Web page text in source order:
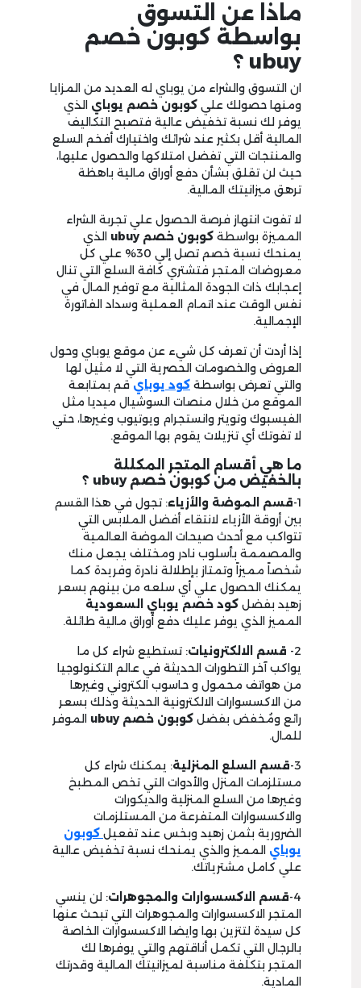
ماذا عن التسوق
بواسطة كوبون خصم
ubuy ؟
ان التسوق والشراء من يوباي له العديد من المزايا
ومنها حصولك علي كوبون خصم يوباي الذي
يوفر لك نسبة تخفيض عالية فتصبح التكاليف
المالية أقل بكثير عند شرائك واختيارك أفخم السلع
والمنتجات التي تفضل امتلاكها والحصول عليها،
حيث لن تقلق بشأن دفع أوراق مالية باهظة
ترهق ميزانيتك المالية.
لا تفوت انتهاز فرصة الحصول علي تجربة الشراء
المميزة بواسطة كوبون خصمubuy الذي
يمنحك نسبة خصم تصل إلي 30% علي كل
معروضات المتجر فتشتري كافة السلع التي تنال
إعجابك ذات الجودة المثالية مع توفير المال في
نفس الوقت عند اتمام العملية وسداد الفاتورة
الإجمالية.
إذا أردت أن تعرف كل شيء عن موقع يوباي وحول
العروض والخصومات الحصرية التي لا مثيل لها
والتي تعرض بواسطة كود يوباي قم بمتابعة
الموقع من خلال منصات السوشيال ميديا مثل
الفيسبوك وتويتر وانستجرام ويوتيوب وغيرها، حتي
لا تفوتك أي تنزيلات يقوم بها الموقع.
ما هي أقسام المتجر المكللة
بالخفيض من كوبون خصم ubuy
؟
1- قسم الموضة والأزياء: تجول في هذا القسم
بين أروقة الأزياء لانتقاء أفضل الملابس التي
تتواكب مع أحدث صيحات الموضة العالمية
والمصممة بأسلوب نادر ومختلف يجعل منك
شخصاً مميزاً وتمتاز بإطلالة نادرة وفريدة كما
يمكنك الحصول علي أي سلعه من بينهم بسعر
زهيد بفضل كود خصم يوباي السعودية
المميز الذي يوفر عليك دفع أوراق مالية طائلة.
2- قسم الالكترونيات: تستطيع شراء كل ما
يواكب آخر التطورات الحديثة في عالم التكنولوجيا
من هواتف محمول و حاسوب الكتروني وغيرها
من الاكسسوارات الالكترونية الحديثة وذلك بسعر
رائع ومُخفض بفضل كوبون خصمubuy الموفر
للمال.
3- قسم السلع المنزلية: يمكنك شراء كل
مستلزمات المنزل والأدوات التي تخص المطبخ
وغيرها من السلع المنزلية والديكورات
والاكسسوارات المتفرعة من المستلزمات
الضرورية بثمن زهيد وبخس عند تفعيل كوبون
يوباي المميز والذي يمنحك نسبة تخفيض عالية
علي كامل مشترياتك.
4- قسم الاكسسوارات والمجوهرات: لن ينسي
المتجر الاكسسوارات والمجوهرات التي تبحث عنها
كل سيدة لتتزين بها وايضا الاكسسوارات الخاصة
بالرجال التي تكمل أناقتهم والتي يوفرها لك
المتجر بتكلفة مناسبة لميزانيتك المالية وقدرتك
المادية.